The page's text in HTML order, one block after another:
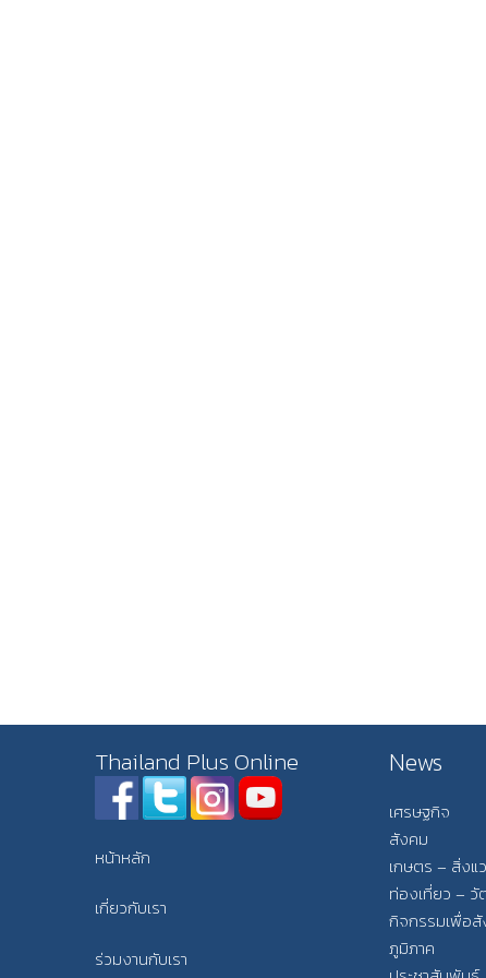
Thailand Plus Online
หน้าหลัก
เกี่ยวกับเรา
ร่วมงานกับเรา
News
เศรษฐกิจ
สังคม
เกษตร – สิ่งแ
ท่องเที่ยว –
กิจกรรมเพื่อ
ภูมิภาค